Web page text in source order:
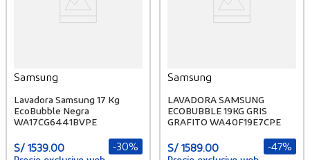
Samsung
Lavadora Samsung 17 Kg
EcoBubble Negra
WA17CG6441BVPE
S/ 1539.00 -30%
Samsung
LAVADORA SAMSUNG
ECOBUBBLE 19KG GRIS
GRAFITO WA40F19E7CPE
S/ 1589.00 -47%